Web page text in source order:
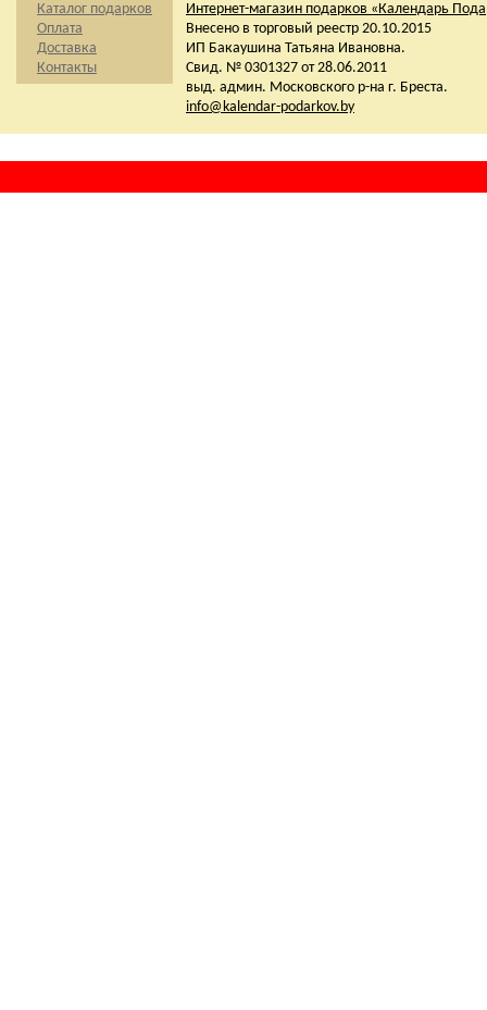
Каталог подарков
Оплата
Доставка
Контакты
Интернет-магазин подарков «Календарь
Внесено в торговый реестр 20.10.2015
ИП Бакаушина Татьяна Ивановна.
Свид. № 0301327 от 28.06.2011
выд. админ. Московского р-на г. Бреста.
info@kalendar-podarkov.by